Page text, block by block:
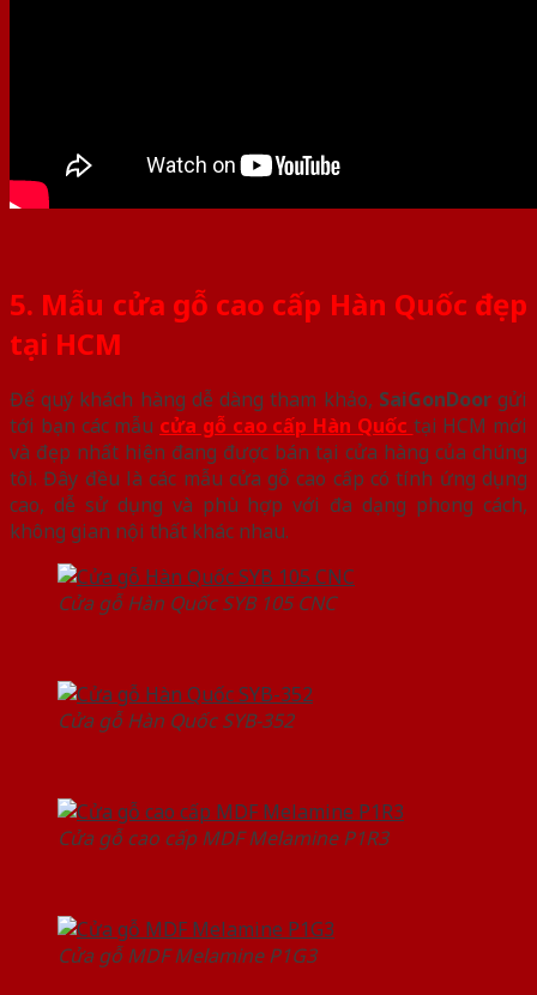
5. Mẫu cửa gỗ cao cấp Hàn Quốc đẹp
tại HCM
Để quý khách hàng dễ dàng tham khảo, SaiGonDoorgửi
tới bạn các mẫu cửa gỗ cao cấp Hàn Quốc tại HCM mới
và đẹp nhất hiện đang được bán tại cửa hàng của chúng
tôi. Đây đều là các mẫu cửa gỗ cao cấp có tính ứng dụng
cao, dễ sử dụng và phù hợp với đa dạng phong cách,
không gian nội thất khác nhau.
Cửa gỗ Hàn Quốc SYB 105 CNC
Cửa gỗ Hàn Quốc SYB-352
Cửa gỗ cao cấp MDF Melamine P1R3
Cửa gỗ MDF Melamine P1G3